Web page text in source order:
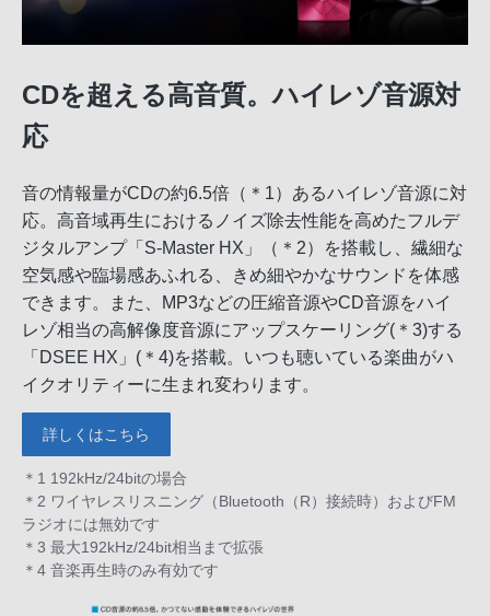
CDを超える高音質。ハイレゾ音源対
応
音の情報量がCDの約6.5倍（＊1）あるハイレゾ音源に対
応。高音域再生におけるノイズ除去性能を高めたフルデ
ジタルアンプ「S-Master HX」（＊2）を搭載し、繊細な
空気感や臨場感あふれる、きめ細やかなサウンドを体感
できます。また、MP3などの圧縮音源やCD音源をハイ
レゾ相当の高解像度音源にアップスケーリング(＊3)する
「DSEE HX」(＊4)を搭載。いつも聴いている楽曲がハ
イクオリティーに生まれ変わります。
詳しくはこちら
＊1 192kHz/24bitの場合
＊2 ワイヤレスリスニング（Bluetooth（R）接続時）およびFM
ラジオには無効です
＊3 最大192kHz/24bit相当まで拡張
＊4 音楽再生時のみ有効です